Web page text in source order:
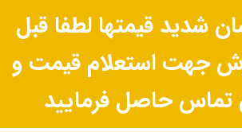
شدید قیمتها لطفا قبل
جهت استعلام قیمت و
حاصل فرمایید